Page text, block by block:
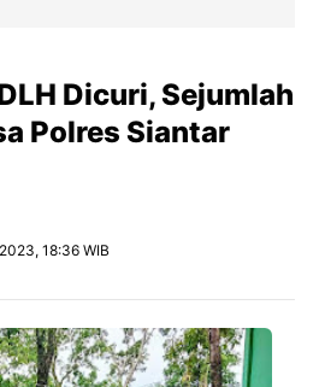
Dicuri, Sejumlah
Polres Siantar
18:36 WIB